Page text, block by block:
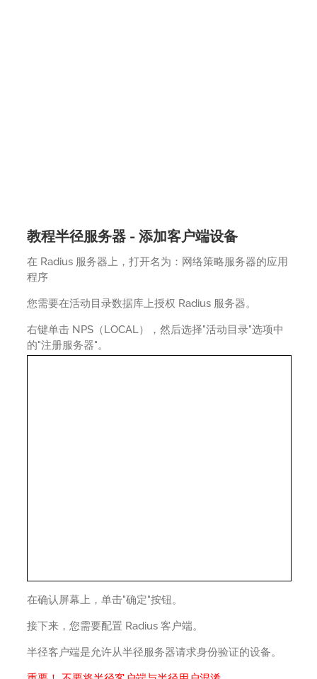
教程半径服务器 - 添加客户端设备
在 Radius 服务器上，打开名为：网络策略服务器的应用
程序
您需要在活动目录数据库上授权 Radius 服务器。
右键单击 NPS（LOCAL），然后选择"活动目录"选项中
的"注册服务器"。
在确认屏幕上，单击"确定"按钮。
接下来，您需要配置 Radius 客户端。
半径客户端是允许从半径服务器请求身份验证的设备。